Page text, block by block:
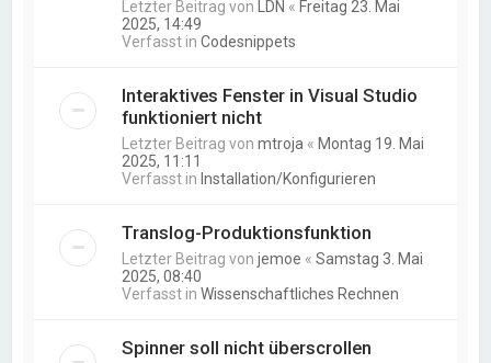
Letzter Beitrag von LDN « Freitag 23. Mai
2025, 14:49
Verfasst inCodesnippets
Interaktives Fenster in Visual Studio
funktioniert nicht
Letzter Beitrag vonmtroja « Montag 19. Mai
2025, 11:11
Verfasst in Installation/Konfigurieren
Translog-Produktionsfunktion
Letzter Beitrag vonjemoe «Samstag 3. Mai
2025, 08:40
Verfasst inWissenschaftliches Rechnen
Spinner soll nicht überscrollen